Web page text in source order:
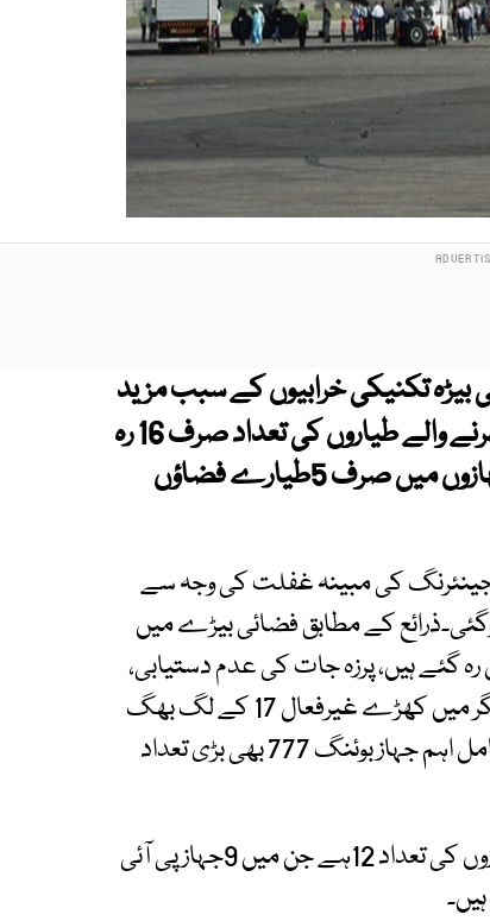
فضائی بیڑہ تکنیکی خرابیوں کے سبب مزید
سکڑ گیا، ملکی و غیر ملکی پروازوں کے لیے اڑان بھرنے والے طیاروں کی تعداد صرف 16 رہ
گئی، فضائی آپریشن کے بوئنگ 777ساختہ 12جہازوں میں صرف 5طیارے فضاؤں
کی مبینہ غفلت کی وجہ سے
کے مطابق فضائی بیڑے میں
بھرنے کے قابل رہ گئے ہیں، پرزہ جات کی عدم دستیابی،
انجنوں کے چیکس اور دیگر متفرق وجوہات کے سبب ہینگر میں کھڑے غیرفعال 17 کے لگ بھگ
طیاروں میں قومی ائیرلائن کے لانگ روٹ حیثیت کے حامل اہم جہاز بوئنگ 777 بھی بڑی تعداد
ذرائع کے مطابق پی آئی اے کے بوئنگ 777ساختہ جہازوں کی تعداد 12ہے جن میں 9جہازپی آئی